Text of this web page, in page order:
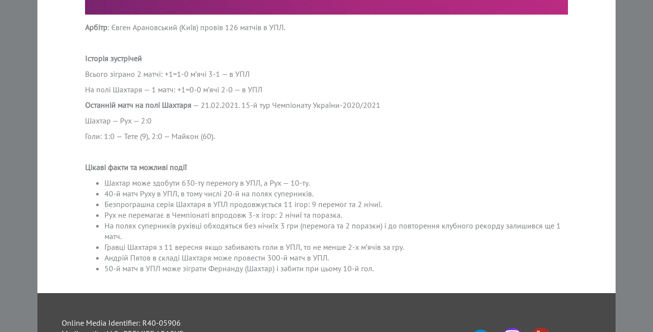
Арбітр: Євген Арановський (Київ) провів 126 матчів в УПЛ.
Історія зустрічей
Всього зіграно 2 матчі: +1=1-0 м’ячі 3-1 — в УПЛ
На полі Шахтаря — 1 матч: +1=0-0 м’ячі 2-0 — в УПЛ
Останній матч на полі Шахтаря — 21.02.2021. 15-й тур Чемпіонату України-2020/2021
Шахтар — Рух — 2:0
Голи: 1:0 — Тете (9), 2:0 — Майкон (60).
Цікаві факти та можливі події
Шахтар може здобути 630-ту перемогу в УПЛ, а Рух — 10-ту.
40-й матч Руху в УПЛ, в тому числі 20-й на полях суперників.
Безпрограшна серія Шахтаря в УПЛ продовжується 11 ігор: 9 перемог та 2 нічиї.
Рух не перемагає в Чемпіонаті впродовж 3-х ігор: 2 нічиї та поразка.
На полях суперників рухівці обходяться без нічиїх 3 гри (перемога та 2 поразки) і до повторення клубного рекорду залишився ще 1
матч.
Гравці Шахтаря з 11 вересня якщо забивають голи в УПЛ, то не менше 2-х м’ячів за гру.
Андрій Пятов в складі Шахтаря може провести 300-й матч в УПЛ.
50-й матч в УПЛ може зіграти Фернанду (Шахтар) і забити при цьому 10-й гол.
Online Media Identifier: R40-05906